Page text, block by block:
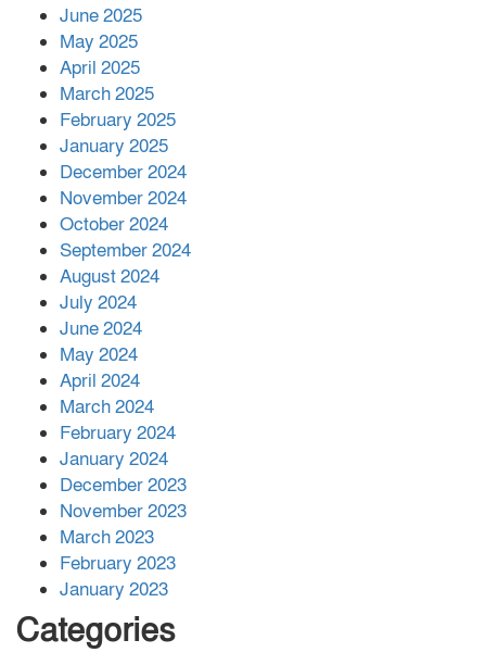
সহায়তা দিলেন সাচিং প্রু জেরী
June 2025
May 2025
April 2025
March 2025
February 2025
January 2025
December 2024
November 2024
October 2024
September 2024
August 2024
July 2024
June 2024
May 2024
April 2024
March 2024
February 2024
January 2024
December 2023
November 2023
March 2023
February 2023
January 2023
Categories